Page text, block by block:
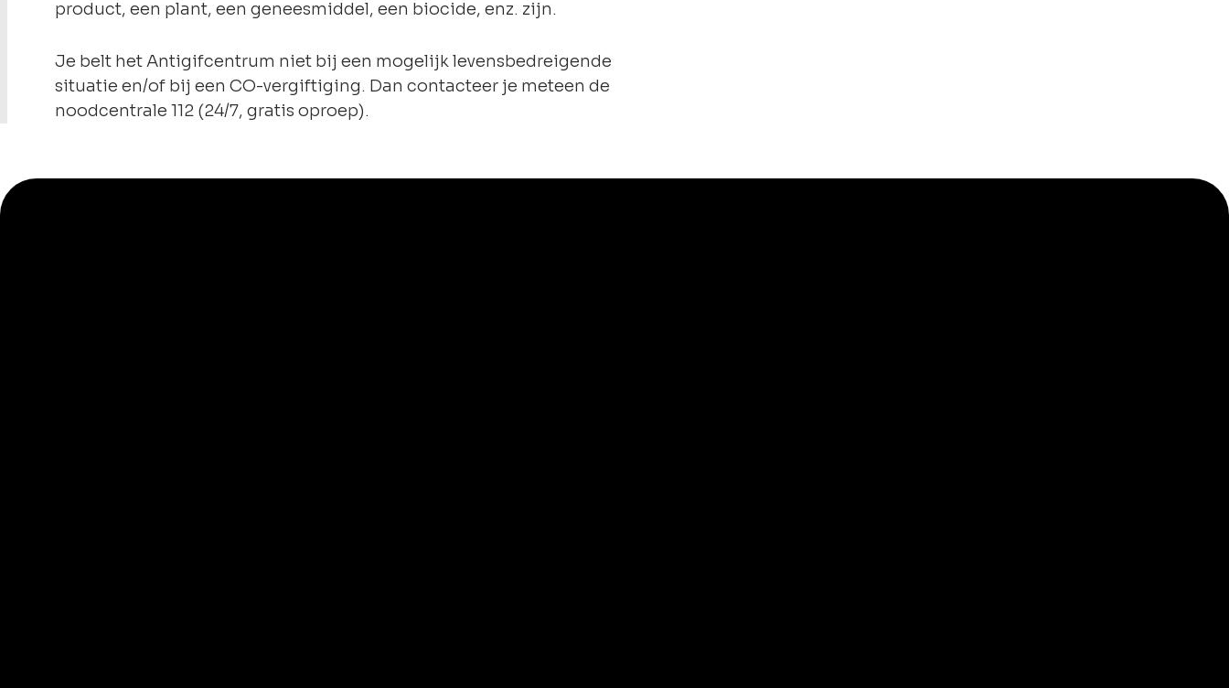
product, een plant, een geneesmiddel, een biocide, enz. zijn.
Je belt het Antigifcentrum niet bij een mogelijk levensbedreigende
situatie en/of bij een CO-vergiftiging. Dan contacteer je meteen de
noodcentrale 112 (24/7, gratis oproep).